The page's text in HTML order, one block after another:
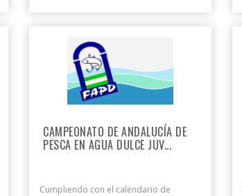
CAMPEONATO DE ANDALUCÍA DE
PESCA EN AGUA DULCE JUV...
Cumpliendo con el calendario de